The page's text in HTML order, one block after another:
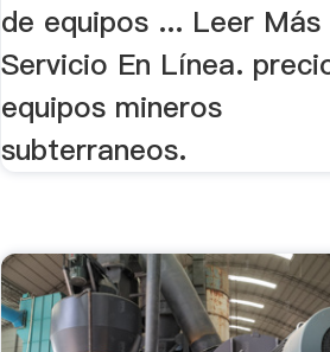
de equipos ... Leer Más
Servicio En Línea.
equipos mineros
subterraneos.